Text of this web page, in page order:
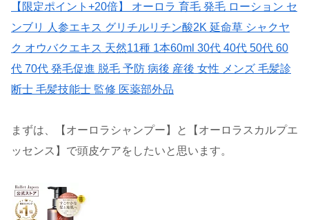
【限定ポイント+20倍】 オーロラ 育毛 発毛 ローション セ
ンブリ 人参エキス グリチルリチン酸2K 延命草 シャクヤ
ク オウバクエキス 天然11種 1本60ml 30代 40代 50代 60
代 70代 発毛促進 脱毛 予防 病後 産後 女性 メンズ 毛髪診
断士 毛髪技能士 監修 医薬部外品
まずは、【オーロラシャンプー】と【オーロラスカルプエ
ッセンス】で頭皮ケアをしたいと思います。